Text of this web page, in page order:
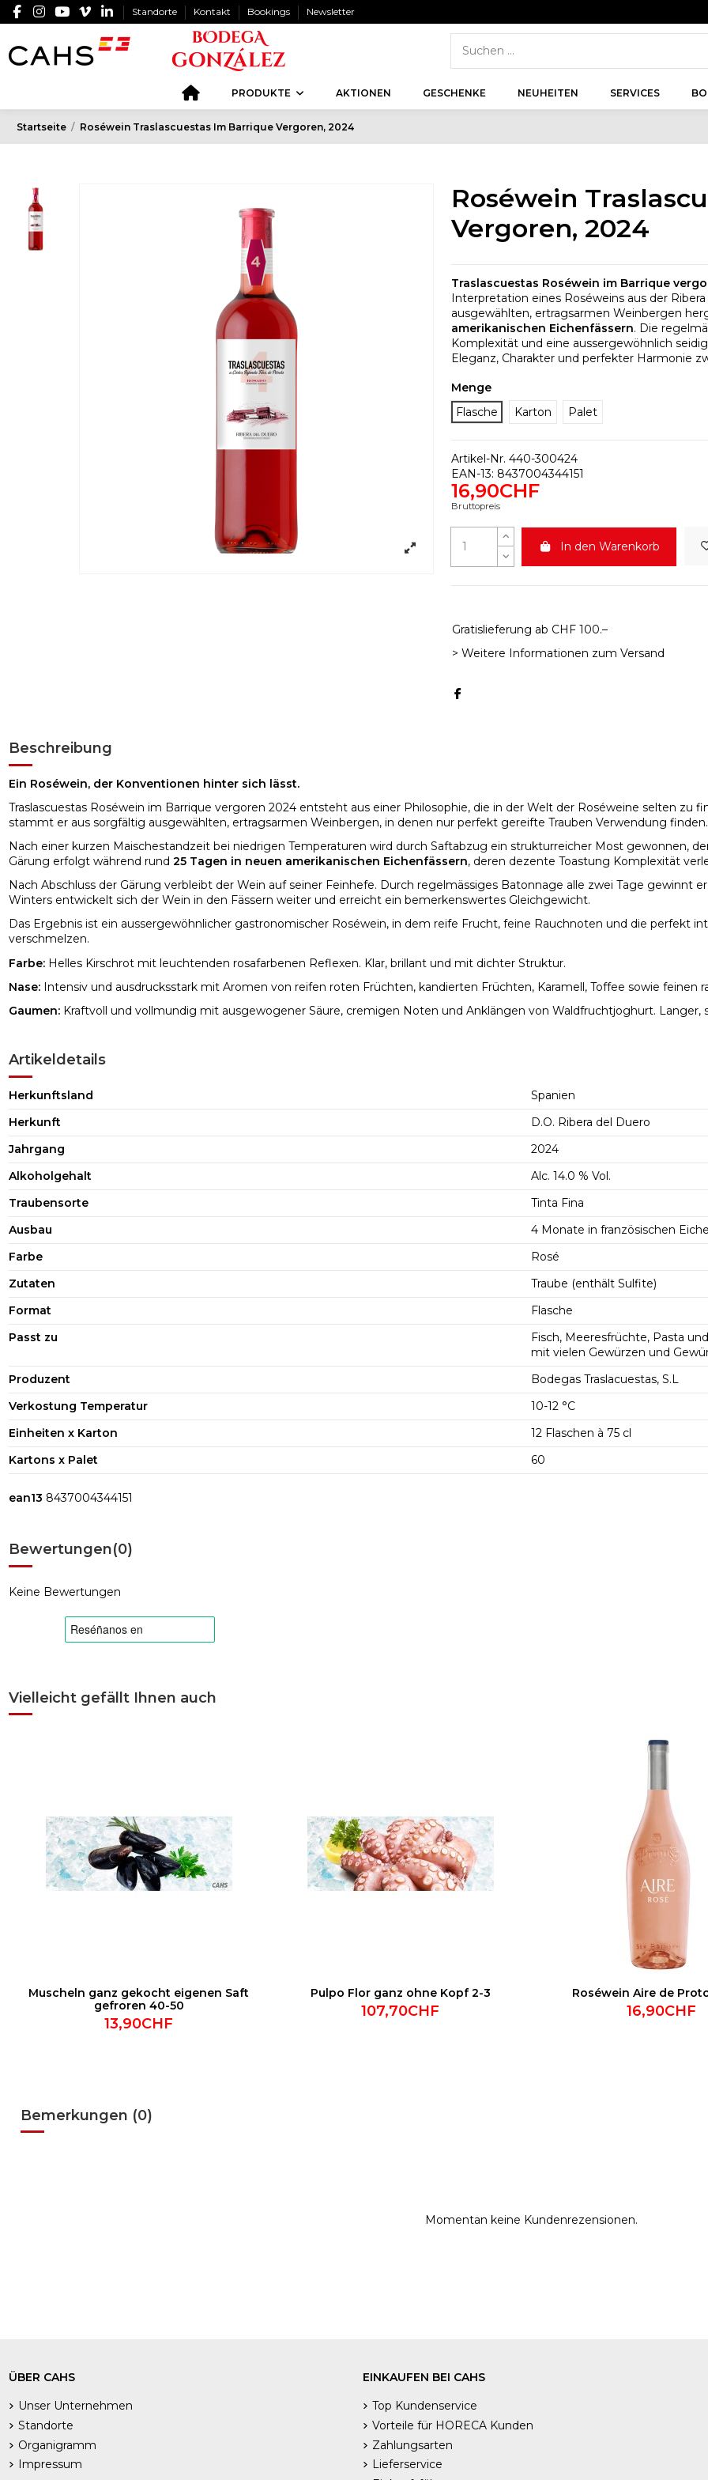
Standorte Kontakt Bookings Newsletter
PRODUKTE AKTIONEN GESCHENKE NEUHEITEN SERVICES
Startseite Roséwein Traslascuestas Im Barrique Vergoren, 2024
Roséwein
Vergoren, 2024
Traslascuestas Roséwein im Barrique
Interpretation eines Roséweins aus der
ausgewählten, ertragsarmen Weinbergen
amerikanischen Eichenfässern. Die
Komplexität und eine aussergewöhnlich
Eleganz, Charakter und perfekter Harmonie
Menge
Flasche
Karton Palet
Artikel-Nr. 440-300424
EAN-13: 8437004344151
16,90CHF
Bruttopreis
In den Warenkorb
Gratislieferung ab CHF 100.–
> Weitere Informationen zum Versand
Beschreibung
Ein Roséwein, der Konventionen hinter sich lässt.
Traslascuestas Roséwein im Barrique vergoren 2024 entsteht aus einer Philosophie, die in der Welt der Roséweine selten zu
stammt er aus sorgfältig ausgewählten, ertragsarmen Weinbergen, in denen nur perfekt gereifte Trauben Verwendung finden.
Nach einer kurzen Maischestandzeit bei niedrigen Temperaturen wird durch Saftabzug ein strukturreicher Most gewonnen,
Gärung erfolgt während rund 25 Tagen in neuen amerikanischen Eichenfässern, deren dezente Toastung Komplexität
Nach Abschluss der Gärung verbleibt der Wein auf seiner Feinhefe. Durch regelmässiges Batonnage alle zwei Tage gewinnt
Winters entwickelt sich der Wein in den Fässern weiter und erreicht ein bemerkenswertes Gleichgewicht.
Das Ergebnis ist ein aussergewöhnlicher gastronomischer Roséwein, in dem reife Frucht, feine Rauchnoten und die perfekt
verschmelzen.
Farbe:Helles Kirschrot mit leuchtenden rosafarbenen Reflexen. Klar, brillant und mit dichter Struktur.
Nase:Intensiv und ausdrucksstark mit Aromen von reifen roten Früchten, kandierten Früchten, Karamell, Toffee sowie feinen
Gaumen:Kraftvoll und vollmundig mit ausgewogener Säure, cremigen Noten und Anklängen von Waldfruchtjoghurt.
Artikeldetails
Herkunftsland
Spanien
Herkunft
D.O. Ribera del Duero
Jahrgang
2024
Alkoholgehalt
Alc. 14.0 % Vol.
Traubensorte
Tinta Fina
Ausbau
4 Monate in französischen
Farbe
Rosé
Zutaten
Traube (enthält Sulfite)
Format
Flasche
Passt zu
Fisch, Meeresfrüchte, Pasta
mit vielen Gewürzen und
Produzent
Bodegas Traslacuestas, S.L
Verkostung Temperatur
10-12 °C
Einheiten x Karton
12 Flaschen à 75 cl
Kartons x Palet
60
ean13 8437004344151
Bewertungen(0)
Keine Bewertungen
Vielleicht gefällt Ihnen auch
Muscheln ganz gekocht eigenen Saft
gefroren 40-50
13,90CHF
Pulpo Flor ganz ohne Kopf 2-3
107,70CHF
Roséwein Aire de
16,90CHF
Bemerkungen (0)
Momentan keine Kundenrezensionen.
ÜBER CAHS
Unser Unternehmen
Standorte
Organigramm
Impressum
EINKAUFEN BEI CAHS
Top Kundenservice
Vorteile für HORECA Kunden
Zahlungsarten
Lieferservice